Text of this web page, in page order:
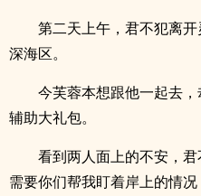
第二天上午，君不犯离
深海区。
今芙蓉本想跟他一起去
辅助大礼包。
看到两人面上的不安，
需要你们帮我盯着岸上的情